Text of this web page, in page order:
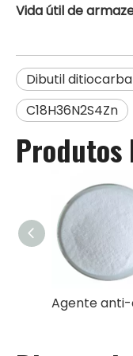
Vida útil de
Dibutil
C18H36N2S4Zn
Produtos